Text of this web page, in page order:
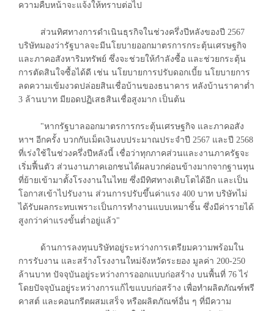
ความคืบหน้าจะแจ้งให้ทราบต่อไป
ส่วนทิศทางการดำเนินธุรกิจในช่วงครึ่งปีหลังของปี 2567
บริษัทมองว่ารัฐบาลจะมีนโยบายออกมาตรการกระตุ้นเศรษฐกิจ
และภาคอสังหาริมทรัพย์ ซึ่งจะช่วยให้กำลังซื้อ และช่วยกระตุ้น
การตัดสินใจซื้อได้ดี เช่น นโยบายการปรับดอกเบี้ย นโยบายการ
ลดความเข้มงวดปล่อยสินเชื่อบ้านของธนาคาร หลังบ้านราคาต่ำ
3 ล้านบาท มียอดปฏิเสธสินเชื่อสูงมาก เป็นต้น
"หากรัฐบาลออกมาตรการกระตุ้นเศรษฐกิจ และภาคอสัง
หาฯ อีกครั้ง บวกกับเม็ดเงินงบประมาณประจำปี 2567 และปี 2568
ที่เร่งใช้ในช่วงครึ่งปีหลังนี้ เชื่อว่าทุกภาคส่วนและงานภาครัฐจะ
เริ่มฟื้นตัว ส่วนงานภาคเอกชนได้ผลบวกค่อนข้างมากจากฐานทุน
ที่ย้ายเข้ามาตั้งโรงงานในไทย ซึ่งมีทิศทางเติบโตได้อีก และเป็น
โอกาสเข้าไปรับงาน ส่วนการปรับขึ้นค่าแรง 400 บาท บริษัทไม่
ได้รับผลกระทบเพราะเป็นการทำงานแบบเหมาชิ้น ซึ่งมีค่ารายได้
สูงกว่าค่าแรงขั้นต่ำอยู่แล้ว"
ด้านการลงทุนบริษัทอยู่ระหว่างการเตรียมความพร้อมใน
การรับงาน และสร้างโรงงานใหม่จังหวัดระยอง มูลค่า 200-250
ล้านบาท ปัจจุบันอยู่ระหว่างการออกแบบก่อสร้าง บนพื้นที่ 76 ไร่
โดยปัจจุบันอยู่ระหว่างการแก้ไขแบบก่อสร้าง เพื่อทำผลิตภัณฑ์พรี
คาสต์ และคอนกรีตผสมเสร็จ หรือผลิตภัณฑ์อื่น ๆ ที่มีความ